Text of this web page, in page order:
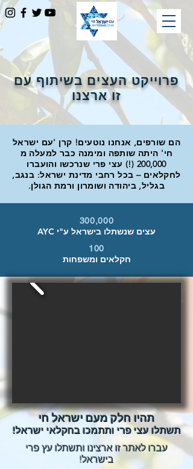
פרוייקט העצים בשיתוף עם
זו ארצנו
הם שורפים, אנחנו נוטעים! קרן 'עם ישראל
חי' היתה שותפה ומימנה כבר למעלה מ
200,000 (!) עצי פרי שנרכשו והועברו
לחקלאים – בכל רחבי מדינת ישראל: בנגב,
בגליל, ביהודה ושומרון ורמת הגולן.
300,000
עצים שנשתלו בישראל ע"י AYC
100
חקלאים ומשפחות
תהיו חלק מעם ישראל חי
תשתלו עצי פרי ותתמכו בחקלאי ישראל!
עברו לאתר זו ארצינו ותשתלו עץ פרי
בישראל!